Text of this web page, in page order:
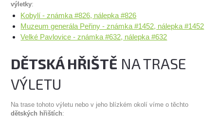
výletky:
Kobylí - známka #826, nálepka #826
Muzeum generála Peřiny - známka #1452, nálepka #1452
Velké Pavlovice - známka #632, nálepka #632
DĚTSKÁ HŘIŠTĚ NA TRASE
VÝLETU
Na trase tohoto výletu nebo v jeho blízkém okolí víme o těchto
dětských hřištích: